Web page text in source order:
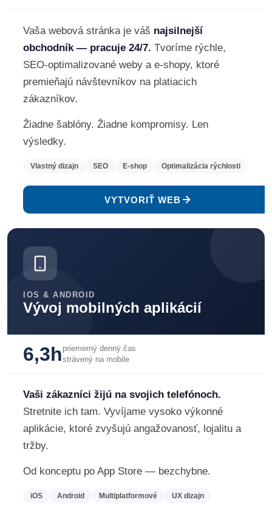
Vaša webová stránka je váš najsilnejší
obchodník — pracuje 24/7. Tvoríme rýchle,
SEO-optimalizované weby a e-shopy, ktoré
premieňajú návštevníkov na platiacich
zákazníkov.
Žiadne šablóny. Žiadne kompromisy. Len
výsledky.
Vlastný dizajn SEO E-shop Optimalizácia rýchlosti
VYTVORIŤ WEB
IOS & ANDROID
Vývoj mobilných aplikácií
6,3h priemerný denný čas
strávený na mobile
Vaši zákazníci žijú na svojich telefónoch.
Stretnite ich tam. Vyvíjame vysoko výkonné
aplikácie, ktoré zvyšujú angažovanosť, lojalitu a
tržby.
Od konceptu po App Store — bezchybne.
iOS Android Multiplatformové UX dizajn